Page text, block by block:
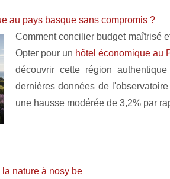
au pays basque sans compromis ?
Comment concilier budget maîtrisé
Opter pour un hôtel économique au
découvrir cette région
dernières données de
une hausse modérée de 3,2% par
nature à nosy be